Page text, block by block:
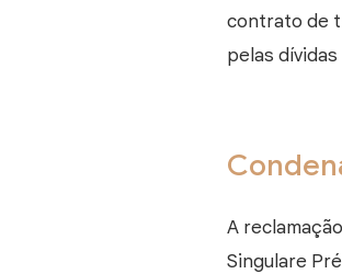
contrato de
pelas
A
Singulare